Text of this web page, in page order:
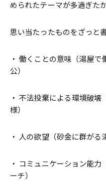
められたテーマが多過ぎた
思い当たったものをざっと
・ 働くことの意味（湯屋
公）
・ 不法投棄による環境破
様）
・ 人の欲望（砂金に群がる
・ コミュニケーション能
ーチ）